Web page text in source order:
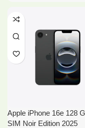
Apple iPhone 16e 128
SIM Noir Edition 2025